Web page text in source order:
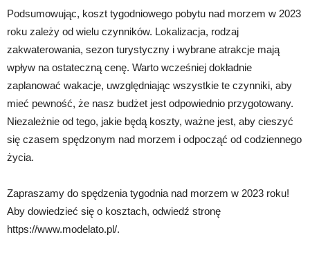
Podsumowując, koszt tygodniowego pobytu nad morzem w 2023
roku zależy od wielu czynników. Lokalizacja, rodzaj
zakwaterowania, sezon turystyczny i wybrane atrakcje mają
wpływ na ostateczną cenę. Warto wcześniej dokładnie
zaplanować wakacje, uwzględniając wszystkie te czynniki, aby
mieć pewność, że nasz budżet jest odpowiednio przygotowany.
Niezależnie od tego, jakie będą koszty, ważne jest, aby cieszyć
się czasem spędzonym nad morzem i odpocząć od codziennego
życia.
Zapraszamy do spędzenia tygodnia nad morzem w 2023 roku!
Aby dowiedzieć się o kosztach, odwiedź stronę
https://www.modelato.pl/.